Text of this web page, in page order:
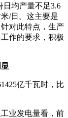
日均产量不足3.6
/日。这主要是
对此特点，生产
作的要求，积极
亿千瓦时，比
业发电量看，前